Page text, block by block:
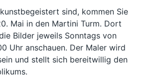
sind, kommen Sie
Mai in den Martini Turm. Dort
Bilder jeweils Sonntags von
Uhr anschauen. Der Maler wird
und stellt sich bereitwillig den